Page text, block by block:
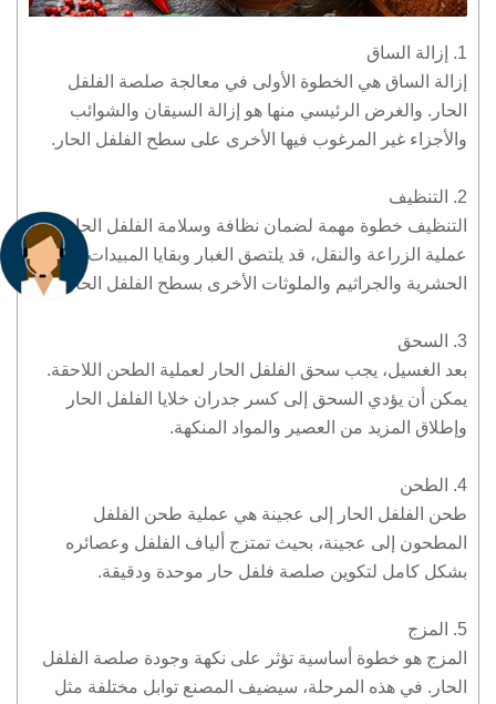
1. إزالة الساق
إزالة الساق هي الخطوة الأولى في معالجة صلصة الفلفل
الحار. والغرض الرئيسي منها هو إزالة السيقان والشوائب
والأجزاء غير المرغوب فيها الأخرى على سطح الفلفل الحار.
2. التنظيف
التنظيف خطوة مهمة لضمان نظافة وسلامة الفلفل الحار. أثناء
عملية الزراعة والنقل، قد يلتصق الغبار وبقايا المبيدات
الحشرية والجراثيم والملوثات الأخرى بسطح الفلفل الحار.
3. السحق
بعد الغسيل، يجب سحق الفلفل الحار لعملية الطحن اللاحقة.
يمكن أن يؤدي السحق إلى كسر جدران خلايا الفلفل الحار
وإطلاق المزيد من العصير والمواد المنكهة.
4. الطحن
طحن الفلفل الحار إلى عجينة هي عملية طحن الفلفل
المطحون إلى عجينة، بحيث تمتزج ألياف الفلفل وعصائره
بشكل كامل لتكوين صلصة فلفل حار موحدة ودقيقة.
5. المزج
المزج هو خطوة أساسية تؤثر على نكهة وجودة صلصة الفلفل
الحار. في هذه المرحلة، سيضيف المصنع توابل مختلفة مثل